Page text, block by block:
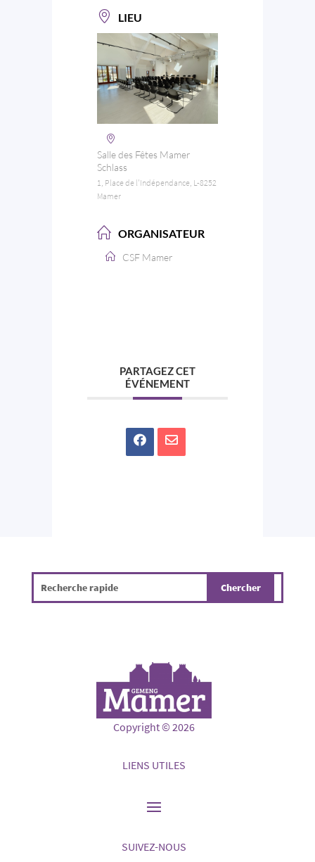
LIEU
Salle des Fêtes Mamer
Schlass
1, Place de l'Indépendance, L-8252
Mamer
ORGANISATEUR
CSF Mamer
PARTAGEZ CET
ÉVÉNEMENT
Copyright © 2026
LIENS UTILES
SUIVEZ-NOUS